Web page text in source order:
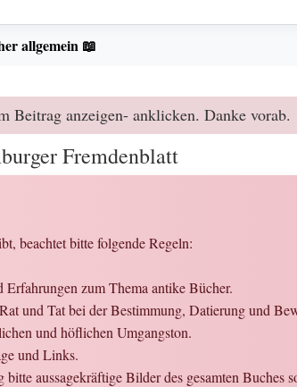
allgemein 📖
Beitrag anzeigen- anklicken. Danke vorab.
Fremdenblatt
beachtet bitte folgende Regeln:
zum Thema antike Bücher.
und Tat bei der Bestimmung, Datierung und
und höflichen Umgangston.
und Links.
aussagekräftige Bilder des gesamten Buches